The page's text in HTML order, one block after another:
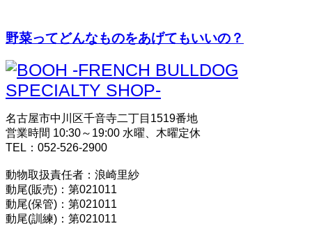
野菜ってどんなものをあげてもいいの？
名古屋市中川区千音寺二丁目1519番地
営業時間 10:30～19:00 水曜、木曜定休
TEL：052-526-2900
動物取扱責任者：浪崎里紗
動尾(販売)：第021011
動尾(保管)：第021011
動尾(訓練)：第021011